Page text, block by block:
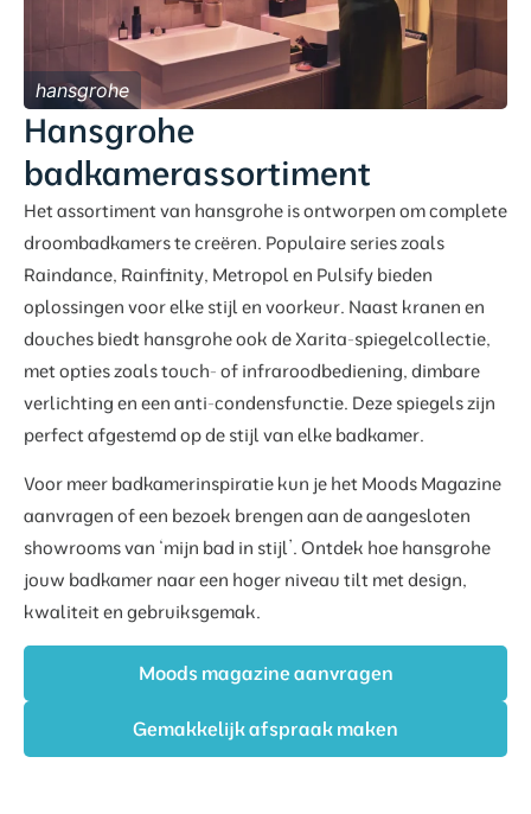
Hansgrohe
badkamerassortiment
Het assortiment van hansgrohe is ontworpen om complete
droombadkamers te creëren. Populaire series zoals
Raindance, Rainfinity, Metropol en Pulsify bieden
oplossingen voor elke stijl en voorkeur. Naast kranen en
douches biedt hansgrohe ook de Xarita-spiegelcollectie,
met opties zoals touch- of infraroodbediening, dimbare
verlichting en een anti-condensfunctie. Deze spiegels zijn
perfect afgestemd op de stijl van elke badkamer.
Voor meer badkamerinspiratie kun je het Moods Magazine
aanvragen of een bezoek brengen aan de aangesloten
showrooms van ‘mijn bad in stijl’. Ontdek hoe hansgrohe
jouw badkamer naar een hoger niveau tilt met design,
kwaliteit en gebruiksgemak.
Moods magazine aanvragen
Gemakkelijk afspraak maken
hansgrohe